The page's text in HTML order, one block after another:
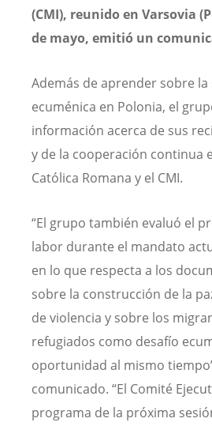
(CMI), reunido en Varsovia
de mayo, emitió un
Además de aprender sobre
ecuménica en Polonia, el
información acerca de sus
y de la cooperación continua
Católica Romana y el CMI.
“El grupo también evaluó el
labor durante el mandato
en lo que respecta a los
sobre la construcción de la
de violencia y sobre los
refugiados como desafío
oportunidad al mismo
comunicado. “El Comité
programa de la próxima